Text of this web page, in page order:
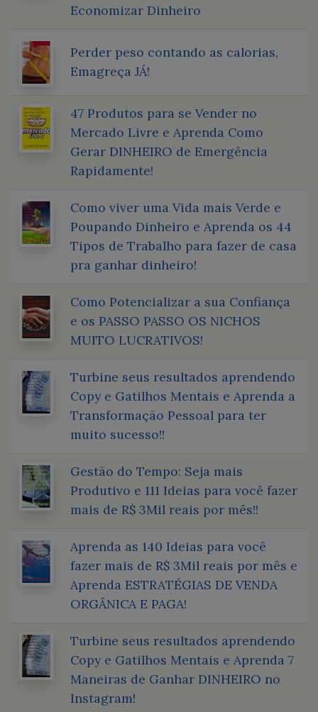
Economizar Dinheiro
Perder peso contando as calorias,
Emagreça JÁ!
47 Produtos para se Vender no
Mercado Livre e Aprenda Como
Gerar DINHEIRO de Emergência
Rapidamente!
Como viver uma Vida mais Verde e
Poupando Dinheiro e Aprenda os 44
Tipos de Trabalho para fazer de casa
pra ganhar dinheiro!
Como Potencializar a sua Confiança
e os PASSO PASSO OS NICHOS
MUITO LUCRATIVOS!
Turbine seus resultados aprendendo
Copy e Gatilhos Mentais e Aprenda a
Transformação Pessoal para ter
muito sucesso!!
Gestão do Tempo: Seja mais
Produtivo e 111 Ideias para você fazer
mais de R$ 3Mil reais por mês!!
Aprenda as 140 Ideias para você
fazer mais de R$ 3Mil reais por mês e
Aprenda ESTRATÉGIAS DE VENDA
ORGÂNICA E PAGA!
Turbine seus resultados aprendendo
Copy e Gatilhos Mentais e Aprenda 7
Maneiras de Ganhar DINHEIRO no
Instagram!